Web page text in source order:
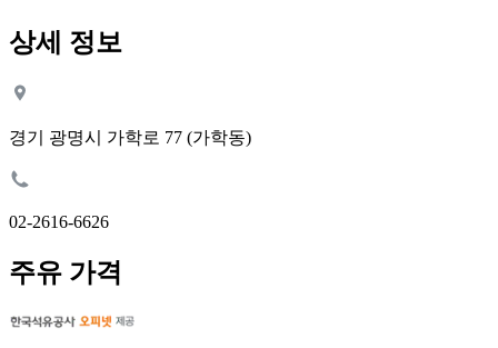
상세 정보
경기 광명시 가학로 77 (가학동)
02-2616-6626
주유 가격